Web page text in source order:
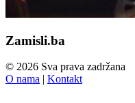
Zamisli.ba
© 2026 Sva prava zadržana
O nama | Kontakt